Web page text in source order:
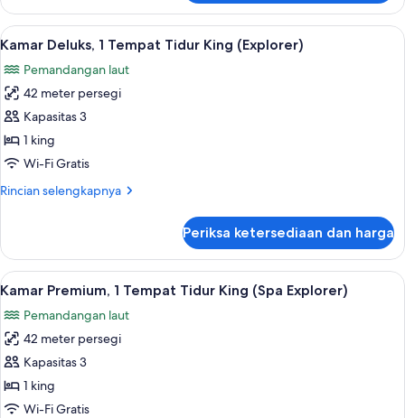
Kamar
Twin
Deluks
Lihat
semua
foto
untuk
Kamar
Deluks,
1
Tidur
Kamar Deluks, 1 Tempat Tidur King
5
Kamar Deluks, 1 Tempat Tidur King (Explorer)
Pemandangan laut
42 meter persegi
Kapasitas 3
1 king
Wi-Fi Gratis
Rincian selengkapnya
Rincian
Kamar
Deluks,
1
Tidur
King
(Explorer)
Periksa ketersediaan dan harga
Lihat
semua
foto
untuk
Kamar
Premium,
1
Kamar Premium, 1 Tempat Tidur
5
Kamar Premium, 1 Tempat Tidur King (Spa Explorer)
Pemandangan laut
42 meter persegi
Kapasitas 3
1 king
Wi-Fi Gratis